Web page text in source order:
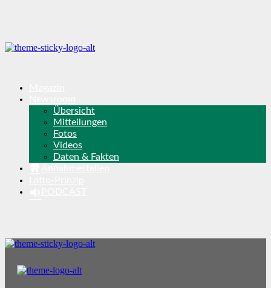
Übersicht
Mitteilungen
Fotos
Videos
Daten & Fakten